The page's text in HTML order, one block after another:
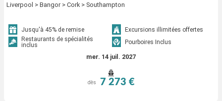
Liverpool > Bangor > Cork > Southampton
Jusqu'à 45% de remise
Excursions illimitées offertes
Restaurants de spécialités
inclus
Pourboires Inclus
mer. 14 juil. 2027
dès 7 273 €